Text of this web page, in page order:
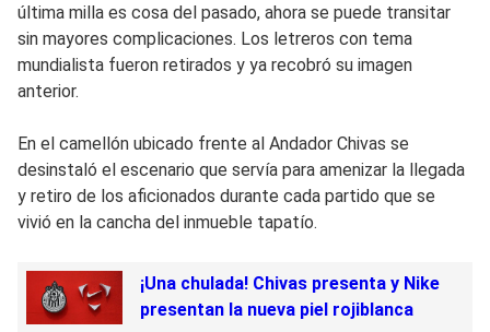
última milla es cosa del pasado, ahora se puede transitar
sin mayores complicaciones. Los letreros con tema
mundialista fueron retirados y ya recobró su imagen
anterior.
En el camellón ubicado frente al Andador Chivas se
desinstaló el escenario que servía para amenizar la llegada
y retiro de los aficionados durante cada partido que se
vivió en la cancha del inmueble tapatío.
¡Una chulada! Chivas presenta y Nike
presentan la nueva piel rojiblanca